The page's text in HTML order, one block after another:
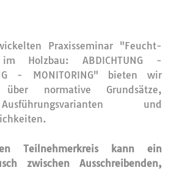
Praxisseminar "Feucht-
Holzbau: ABDICHTUNG -
- MONITORING" bieten wir
normative Grundsätze,
und
Teilnehmerkreis kann ein
zwischen Ausschreibenden,